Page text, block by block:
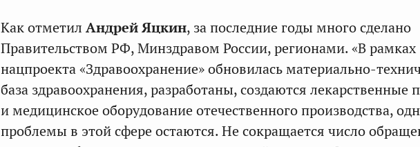
Как отметил Андрей Яцкин, за последние годы много сделано
Правительством РФ, Минздравом России, регионами. «В рамках
нацпроекта «Здравоохранение» обновилась материально-
база здравоохранения, разработаны, создаются лекарственные
и медицинское оборудование отечественного производства,
проблемы в этой сфере остаются. Не сокращается число